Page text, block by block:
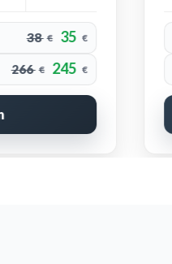
38 € 35 €
266 € 245 €